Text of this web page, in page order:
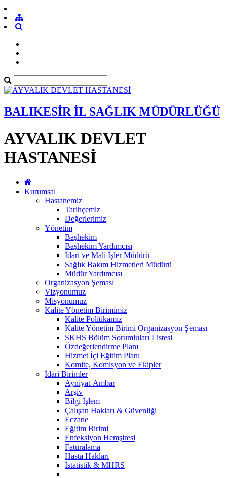
BALIKESİR İL SAĞLIK MÜDÜRLÜĞÜ
AYVALIK DEVLET
HASTANESİ
Kurumsal
Hastanemiz
Tarihçemiz
Değerlerimiz
Yönetim
Başhekim
Başhekim Yardımcısı
İdari ve Mali İşler Müdürü
Sağlık Bakım Hizmetleri Müdürü
Müdür Yardımcısı
Organizasyon Şeması
Vizyonumuz
Misyonumuz
Kalite Yönetim Birimimiz
Kalite Politikamız
Kalite Yönetim Birimi Organizasyon Şeması
SKHS Bölüm Sorumluları Listesi
Özdeğerlendirme Planı
Hizmet İçi Eğitim Planı
Komite, Komisyon ve Ekipler
İdari Birimler
Ayniyat-Ambar
Arşiv
Bilgi İşlem
Çalışan Hakları & Güvenliği
Eczane
Eğitim Birimi
Enfeksiyon Hemşiresi
Faturalama
Hasta Hakları
İstatistik & MHRS